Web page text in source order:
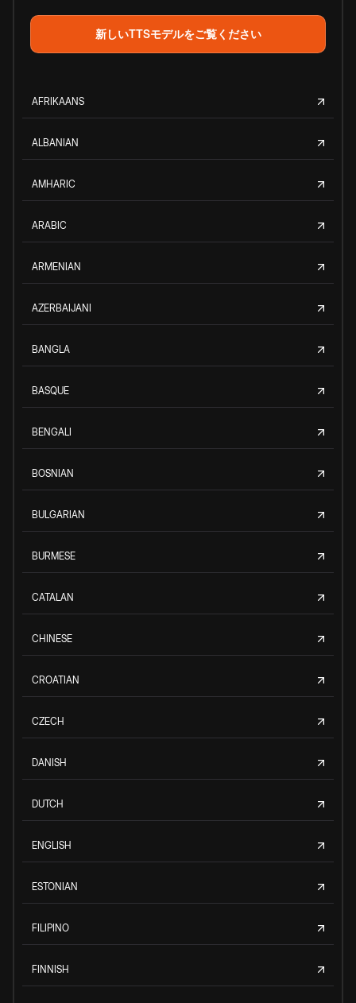
新しいTTSモデルをご覧ください
AFRIKAANS
ALBANIAN
AMHARIC
ARABIC
ARMENIAN
AZERBAIJANI
BANGLA
BASQUE
BENGALI
BOSNIAN
BULGARIAN
BURMESE
CATALAN
CHINESE
CROATIAN
CZECH
DANISH
DUTCH
ENGLISH
ESTONIAN
FILIPINO
FINNISH